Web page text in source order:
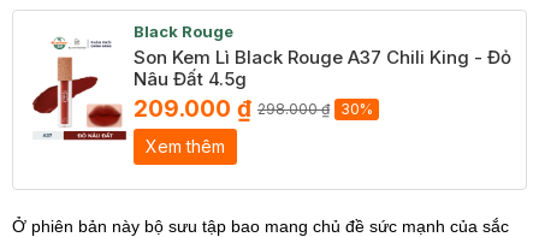
Black Rouge
Son Kem Lì Black Rouge A37 Chili King - Đỏ
Nâu Đất 4.5g
209.000 ₫ 298.000 ₫ 30%
Xem thêm
Ở phiên bản này bộ sưu tập bao mang chủ đề sức mạnh của sắc